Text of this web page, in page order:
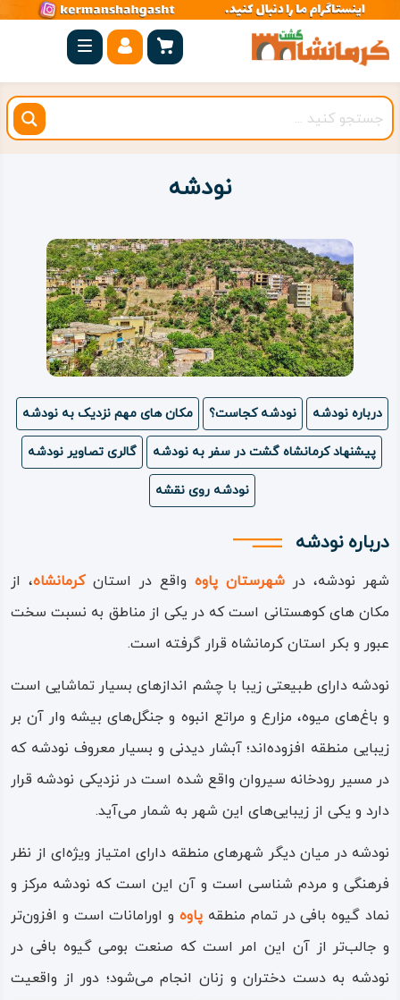
صفحه
اصلی
کرمانشاه
شهرستان
روستاهای
اقامتگاه
ویژه
ویدئو
نودشه
درباره نودشه نودشه کجاست؟ مکان های مهم نزدیک به نودشه
پیشنهاد کرمانشاه گشت در سفر به نودشه گالری تصاویر نودشه
نودشه روی نقشه
درباره نودشه
شهر نودشه، در شهرستان پاوه واقع در استانکرمانشاه، از
مکان های کوهستانی است که در یکی از مناطق به نسبت سخت‌
عبور و بکر استان کرمانشاه قرار گرفته است.
نودشه دارای طبیعتی زیبا با چشم‌ اندازهای بسیار تماشایی است
و باغ‌های میوه، مزارع و مراتع انبوه و جنگل‌های بیشه‌ وار آن بر
زیبایی منطقه افزوده‌اند؛ آبشار دیدنی و بسیار معروف نودشه که
در مسیر رودخانه سیروان واقع شده است در نزدیکی نودشه قرار
دارد و یکی از زیبایی‌های این شهر به‌ شمار می‌آید.
نودشه در میان دیگر شهرهای منطقه دارای امتیاز ویژه‌ای از نظر
فرهنگی و مردم‌ شناسی است و آن این است که نودشه مرکز و
نماد گیوه‌ بافی در تمام منطقه پاوهو اورامانات است و افزون‌تر
و جالب‌تر از آن این امر است که صنعت بومی گیوه‌ بافی در
نودشه به دست دختران و زنان انجام می‌شود؛ دور از واقعیت